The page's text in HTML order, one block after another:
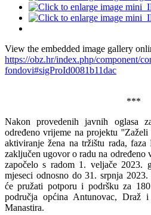
View the embedded image gallery
https://obz.hr/index.php/component/
fondovi#sigProId0081b11dac
***
Nakon provedenih javnih oglasa
određeno vrijeme na projektu
aktiviranje žena na tržištu rada,
zaključen ugovor o radu na određeno
započelo s radom 1. veljače 2023.
mjeseci odnosno do 31. srpnja
će pružati potporu i podršku za
područja općina Antunovac, Draž
Manastira.